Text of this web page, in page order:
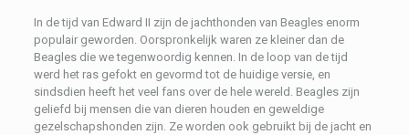
In de tijd van Edward II zijn de jachthonden van Beagles enorm
populair geworden. Oorspronkelijk waren ze kleiner dan de
Beagles die we tegenwoordig kennen. In de loop van de tijd
werd het ras gefokt en gevormd tot de huidige versie, en
sindsdien heeft het veel fans over de hele wereld. Beagles zijn
geliefd bij mensen die van dieren houden en geweldige
gezelschapshonden zijn. Ze worden ook gebruikt bij de jacht en